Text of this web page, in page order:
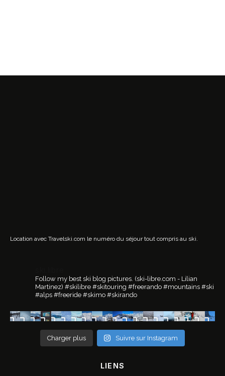
Location avec Travelski.com le numéro du séjour tout compris au ski.
Follow my best ski blog pictures. (ski-libre.com - Lilian
Martinez) #skilibre #skitouring #freerando #mountains #ski
#alps #freeride #skimo #skirando
Charger plus Suivre sur Instagram
LIENS